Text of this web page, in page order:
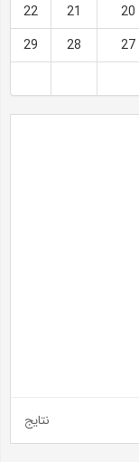
20
21
22
27
28
29
نتایج